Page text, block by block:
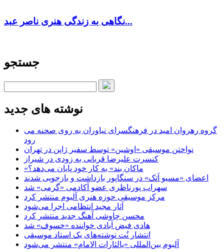
نگاهی به زندگی هنری ناصر عبد...
جستجو
نوشته های جدید
گروه رهروان امید در فرهنگسرای نیاوران به روی صحنه می
رود
نواختن موسیقی «اوشین» توسط سفیر ژاپن در تهران
کنسرت علیرضا قربانی به زودی در شیراز
«ماکان بند» به کار خود پایان می‌دهد؟
اعضای «مسیو اَتک» در سنگاپور بازداشت و بازجویی شدند
سهراب پورناظری عضو آکادمی «گرمی» شد
مرکز موسیقی حوزه هنری آلبوم منتشر کرد
آثار مجید انتظامی اجرا می‌شود
محسن چاوشی آهنگ جدید منتشر کرد
هادی فیض آبادی خواننده «خسوف» شد
انتشار نُت نوشته‌های یک استاد موسیقی
آلبوم بین‌المللی «یالثارات الامام» منتشر می‌شود